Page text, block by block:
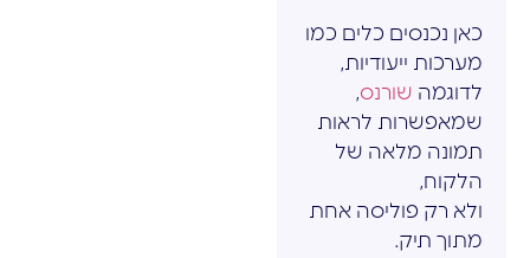
כאן נכנסים כלים כמו
מערכות ייעודיות,
לדוגמה שורנס,
שמאפשרות לראות
תמונה מלאה של
הלקוח,
ולא רק פוליסה אחת
מתוך תיק.